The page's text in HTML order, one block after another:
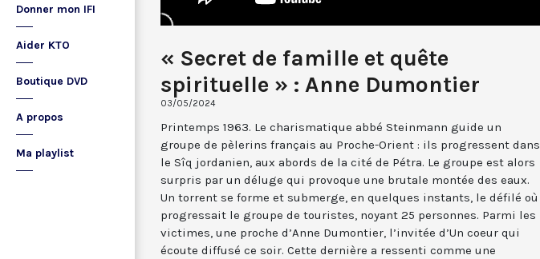
Donner mon IFI
Aider KTO
Boutique DVD
A propos
Ma playlist
« Secret de famille et quête
spirituelle » : Anne Dumontier
03/05/2024
Printemps 1963. Le charismatique abbé Steinmann guide un
groupe de pèlerins français au Proche-Orient : ils progressent dans
le Sîq jordanien, aux abords de la cité de Pétra. Le groupe est alors
surpris par un déluge qui provoque une brutale montée des eaux.
Un torrent se forme et submerge, en quelques instants, le défilé où
progressait le groupe de touristes, noyant 25 personnes. Parmi les
victimes, une proche d’Anne Dumontier, l’invitée d’Un coeur qui
écoute diffusé ce soir. Cette dernière a ressenti comme une